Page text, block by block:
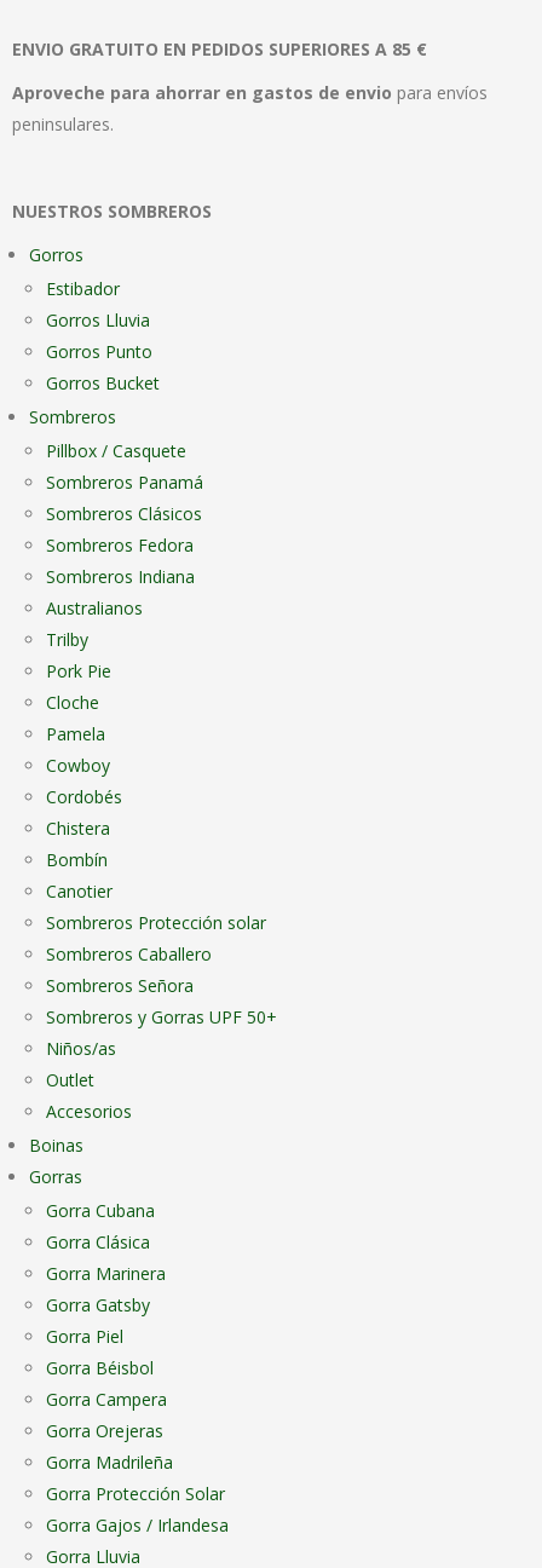
opciones
se
ENVIO GRATUITO EN PEDIDOS SUPERIORES A 85 €
Aproveche para ahorrar en gastos de envio para envíos
peninsulares.
NUESTROS SOMBREROS
Gorros
Estibador
Gorros Lluvia
Gorros Punto
Gorros Bucket
Sombreros
Pillbox / Casquete
Sombreros Panamá
Sombreros Clásicos
Sombreros Fedora
Sombreros Indiana
Australianos
Trilby
Pork Pie
Cloche
Pamela
Cowboy
Cordobés
Chistera
Bombín
Canotier
Sombreros Protección solar
Sombreros Caballero
Sombreros Señora
Sombreros y Gorras UPF 50+
Niños/as
Outlet
Accesorios
Boinas
Gorras
Gorra Cubana
Gorra Clásica
Gorra Marinera
Gorra Gatsby
Gorra Piel
Gorra Béisbol
Gorra Campera
Gorra Orejeras
Gorra Madrileña
Gorra Protección Solar
Gorra Gajos / Irlandesa
Gorra Lluvia